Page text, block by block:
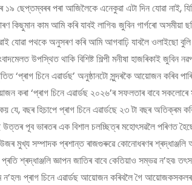
ছেপ্তম্বৰৰ পৰা আজিলৈকে এনেকুৱা এটা দিন যোৱা নাই,
কিছুমান কাম আমি কৰি যাবই লাগিব৷ জুবিন গাৰ্গৰো
যোৱা পথকে অনুসৰণ কৰি আমি আগবাঢ়ি যাবলৈ ওলাইছো
উপস্থিত থাকি বিশিষ্ট শিল্পী মনীষা হাজৰিকাই
‘প্ৰাগ চিনে এৱাৰ্ডছ’ অনুষ্ঠানটো সুন্দৰকৈ আয়োজন কৰিব
কৰা ‘প্ৰাগ চিনে এৱাৰ্ডছ ২০২৬’ৰ সফলতাৰ বাবে
যে, বছৰ হিচাপে প্ৰাগ চিনে এৱাৰ্ডছে ২৩ টা বছৰ
উত্তৰ পূব ভাৰতৰ এক বিশাল চলচ্ছিত্ৰ মহোৎসৱলৈ পৰিণত
মুখ্য সম্পাদক প্ৰশান্ত ৰাজগুৰুৱে কোনোধৰণৰ শ্ৰদ্ধাঞ্জলি
প্ৰতি শ্ৰদ্ধাঞ্জলি জ্ঞাপন জাতিৰ বাবে কেতিয়াও সম্ভৱ
ন’হল৷ প্ৰাগ চিনে এৱাৰ্ডছ আয়োজন কৰিবলৈ গৈ